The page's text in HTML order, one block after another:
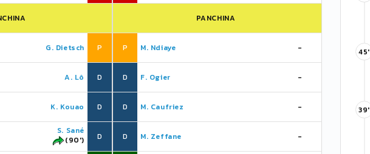
G. Dietsch P
A. Lô D
K. Kouao D
S. Sané
(90')
D
PANCHINA
P M. Ndiaye -
D F. Ogier -
D M. Caufriez -
D M. Zeffane -
45'
39'